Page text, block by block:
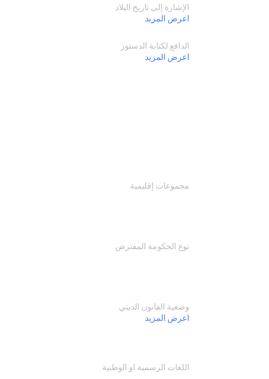
الإشارة إلى تاريخ البلاد
اعرض المزيد
الدافع لكتابة الدستور
اعرض المزيد
مجموعات إقليمية
نوع الحكومة المفترض
وضعية القانون الديني
اعرض المزيد
اللغات الرسمية او الوطنية